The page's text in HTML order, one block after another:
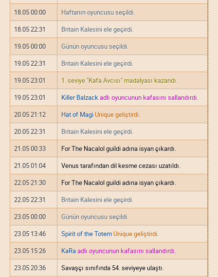
18.05 00:00
Haftanın oyuncusu seçildi.
18.05 22:31
Britain Kalesini ele geçirdi.
19.05 00:00
Günün oyuncusu seçildi.
19.05 22:31
Britain Kalesini ele geçirdi.
19.05 23:01
1. seviye "Kafa Avcısı" madalyası kazandı.
19.05 23:01
Killer Balzackadlı oyuncunun kafasını sallandırdı.
20.05 21:12
Hat of MagiUnique geliştirdi.
20.05 22:31
Britain Kalesini ele geçirdi.
21.05 00:33
For The Nacalol guildi adına isyan çıkardı.
21.05 01:04
Venus tarafından dil kesme cezası uzatıldı.
22.05 21:30
For The Nacalol guildi adına isyan çıkardı.
22.05 22:31
Britain Kalesini ele geçirdi.
23.05 00:00
Günün oyuncusu seçildi.
23.05 13:46
Spirit of the TotemUnique geliştirdi.
23.05 15:26
KaRaadlı oyuncunun kafasını sallandırdı.
23.05 20:36
Savaşçı sınıfında 54. seviyeye ulaştı.